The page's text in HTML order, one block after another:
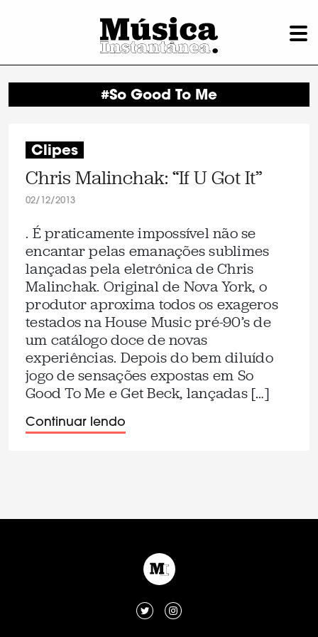
#So Good To Me
Clipes
Chris Malinchak: “If U Got It”
02/12/2013
. É praticamente impossível não se
encantar pelas emanações sublimes
lançadas pela eletrônica de Chris
Malinchak. Original de Nova York, o
produtor aproxima todos os exageros
testados na House Music pré-90’s de
um catálogo doce de novas
experiências. Depois do bem diluído
jogo de sensações expostas em So
Good To Me e Get Beck, lançadas […]
Continuar lendo